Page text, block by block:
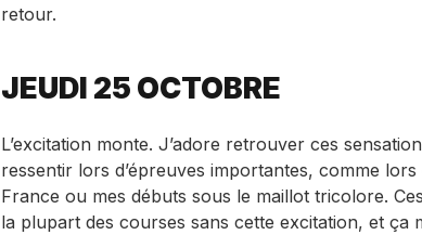
retour.
JEUDI 25 OCTOBRE
L’excitation monte. J’adore retrouver ces
ressentir lors d’épreuves importantes, comme
France ou mes débuts sous le maillot tricolore.
la plupart des courses sans cette excitation, et ça